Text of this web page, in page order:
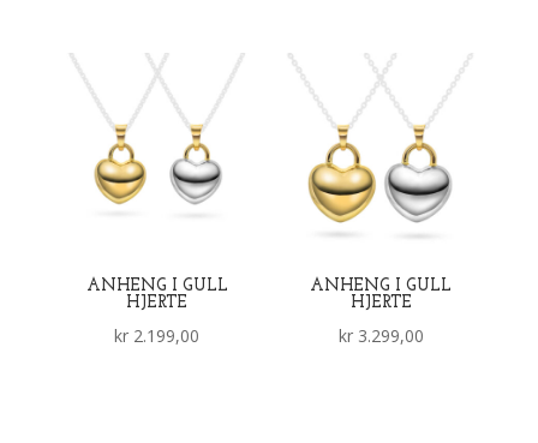
ANHENG I GULL
HJERTE
kr 2.199,00
ANHENG I GULL
HJERTE
kr3.299,00